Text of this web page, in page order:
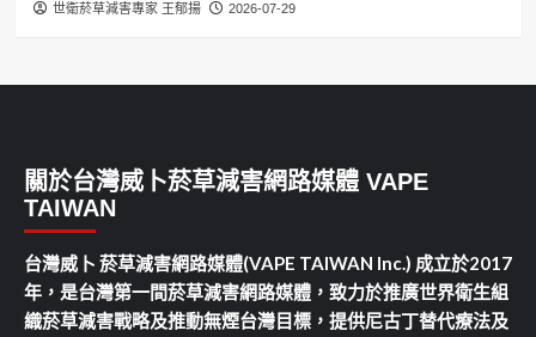
世衛菸草減害專家 王郁揚 2026-07-29
關於台灣威卜菸草減害網路媒體 VAPE
TAIWAN
台灣威卜 菸草減害網路媒體(VAPE TAIWAN Inc.) 成立於2017
年，是台灣第一間菸草減害網路媒體，致力於推廣世界衛生組
織菸草減害戰略及推動無煙台灣目標，提供尼古丁替代療法及